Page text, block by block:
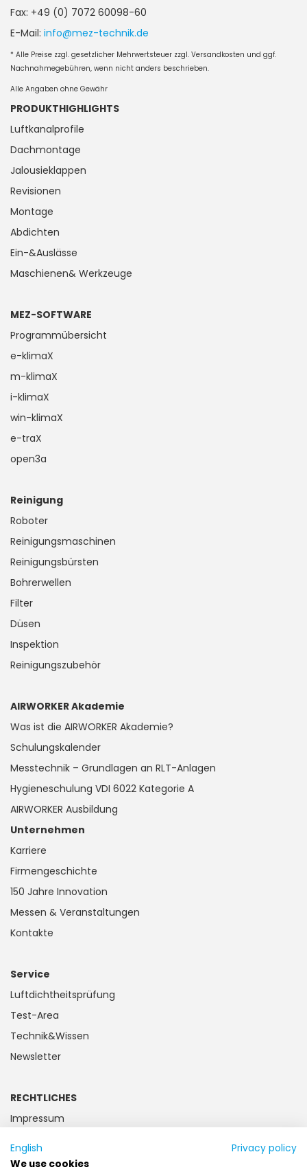
Fax: +49 (0) 7072 60098-60
E-Mail: info@mez-technik.de
* Alle Preise zzgl. gesetzlicher Mehrwertsteuer zzgl. Versandkosten und ggf.
Nachnahmegebühren, wenn nicht anders beschrieben.
Alle Angaben ohne Gewähr
PRODUKTHIGHLIGHTS
Luftkanalprofile
Dachmontage
Jalousieklappen
Revisionen
Montage
Abdichten
Ein-&Auslässe
Maschienen& Werkzeuge
MEZ-SOFTWARE
Programmübersicht
e-klimaX
m-klimaX
i-klimaX
win-klimaX
e-traX
open3a
Reinigung
Roboter
Reinigungsmaschinen
Reinigungsbürsten
Bohrerwellen
Filter
Düsen
Inspektion
Reinigungszubehör
AIRWORKER Akademie
Was ist die AIRWORKER Akademie?
Schulungskalender
Messtechnik – Grundlagen an RLT-Anlagen
Hygieneschulung VDI 6022 Kategorie A
AIRWORKER Ausbildung
Unternehmen
Karriere
Firmengeschichte
150 Jahre Innovation
Messen & Veranstaltungen
Kontakte
Service
Luftdichtheitsprüfung
Test-Area
Technik&Wissen
Newsletter
RECHTLICHES
Impressum
Kundeninformation
English
Privacy policy
We use cookies